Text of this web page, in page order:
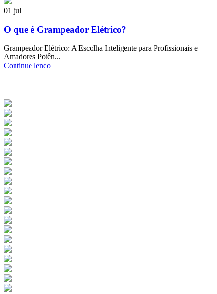
01 jul
O que é Grampeador Elétrico?
Grampeador Elétrico: A Escolha Inteligente para Profissionais e
Amadores Potên...
Continue lendo